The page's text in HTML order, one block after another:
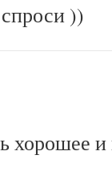
))
хорошее и